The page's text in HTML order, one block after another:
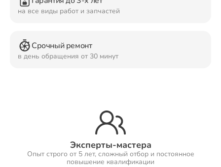
на все виды работ и запчастей
Срочный ремонт
в день обращения от 30 минут
Эксперты-мастера
Опыт строго от 5 лет, сложный отбор и постоянное
повышение квалификации
Ремонт Принтеров
Ремонт Саундбаров